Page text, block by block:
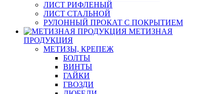
ЛИСТ РИФЛЕНЫЙ
ЛИСТ СТАЛЬНОЙ
РУЛОННЫЙ ПРОКАТ С ПОКРЫТИЕМ
МЕТИЗНАЯ
ПРОДУКЦИЯ
МЕТИЗЫ, КРЕПЕЖ
БОЛТЫ
ВИНТЫ
ГАЙКИ
ГВОЗДИ